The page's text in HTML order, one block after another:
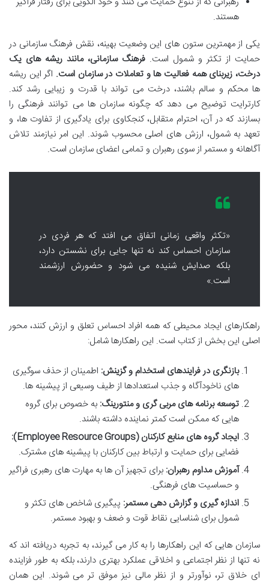
هستند.
یکی از مهمترین ستون های این وضعیت بهینه، نقش فرهنگ سازمانی در
حمایت از تکثر و شمول است. فرهنگ سازمانی، مانند ریشه های یک
درخت، زیربنای همه فعالیت ها و تعاملات در سازمان است. اگر این ریشه
ها محکم و سالم باشند، درخت می تواند با قدرت و زیبایی رشد کند.
کارترایت توضیح می دهد که چگونه سازمان ها می توانند فرهنگی را
بسازند که در آن، احترام متقابل، کنجکاوی برای یادگیری از تفاوت ها، و
تعهد به شمول، ارزش های اصلی محسوب شوند. این امر نیازمند تلاش
آگاهانه و مستمر از سوی رهبران و تمامی اعضای سازمان است.
«تکثر واقعی زمانی اتفاق می افتد که هر فردی در
سازمان احساس کند نه تنها جایی برای نشستن دارد،
بلکه صدایش شنیده می شود و حضورش ارزشمند
است.»
راهکارهای ایجاد محیطی که همه افراد احساس تعلق و ارزش کنند، محور
اصلی این بخش از کتاب است. این راهکارها شامل:
بازنگری در فرایندهای استخدام و گزینش: اطمینان از حذف سوگیری
های ناخودآگاه و جذب استعدادها از طیف وسیعی از پیشینه ها.
توسعه برنامه های مربی گری و منتورینگ: به خصوص برای گروه
هایی که ممکن است کمتر نماینده داشته باشند.
ایجاد گروه های منابع کارکنان (Employee Resource Groups):
فضایی برای حمایت و ارتباط بین کارکنان با پیشینه های مشترک.
آموزش مداوم رهبران: برای تجهیز آن ها به مهارت های رهبری فراگیر
و حساسیت های فرهنگی.
اندازه گیری و گزارش دهی مستمر: پیگیری شاخص های تکثر و
شمول برای شناسایی نقاط قوت و ضعف و بهبود مستمر.
سازمان هایی که این راهکارها را به کار می گیرند، به تجربه دریافته اند که
نه تنها از نظر اجتماعی و اخلاقی عملکرد بهتری دارند، بلکه به طور فزاینده
ای خلاق تر، نوآورتر و از نظر مالی نیز موفق تر می شوند. این همان